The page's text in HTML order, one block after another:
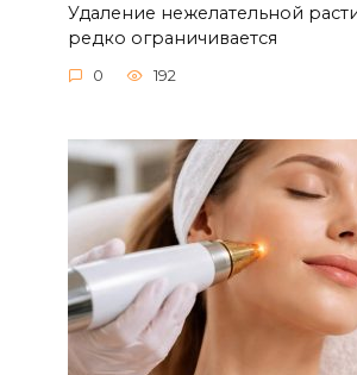
Удаление нежелательной
редко ограничивается
0 192